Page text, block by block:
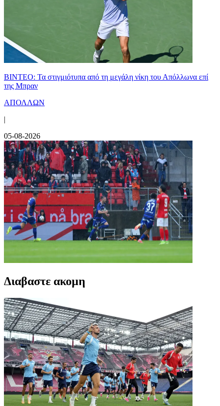
ΒΙΝΤΕΟ: Τα στιγμιότυπα από τη μεγάλη νίκη του Απόλλωνα επί
της Μπραν
ΑΠΟΛΛΩΝ
|
05-08-2026
Διαβαστε ακομη